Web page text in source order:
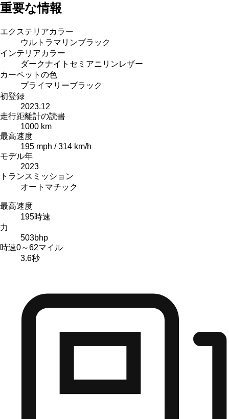
重要な情報
エクステリアカラー
ウルトラマリンブラック
インテリアカラー
ダークナイトセミアニリンレザー
カーペットの色
プライマリーブラック
初登録
2023.12
走行距離計の読書
1000 km
最高速度
195 mph / 314 km/h
モデル年
2023
トランスミッション
オートマチック
最高速度
195時速
力
503bhp
時速0～62マイル
3.6秒